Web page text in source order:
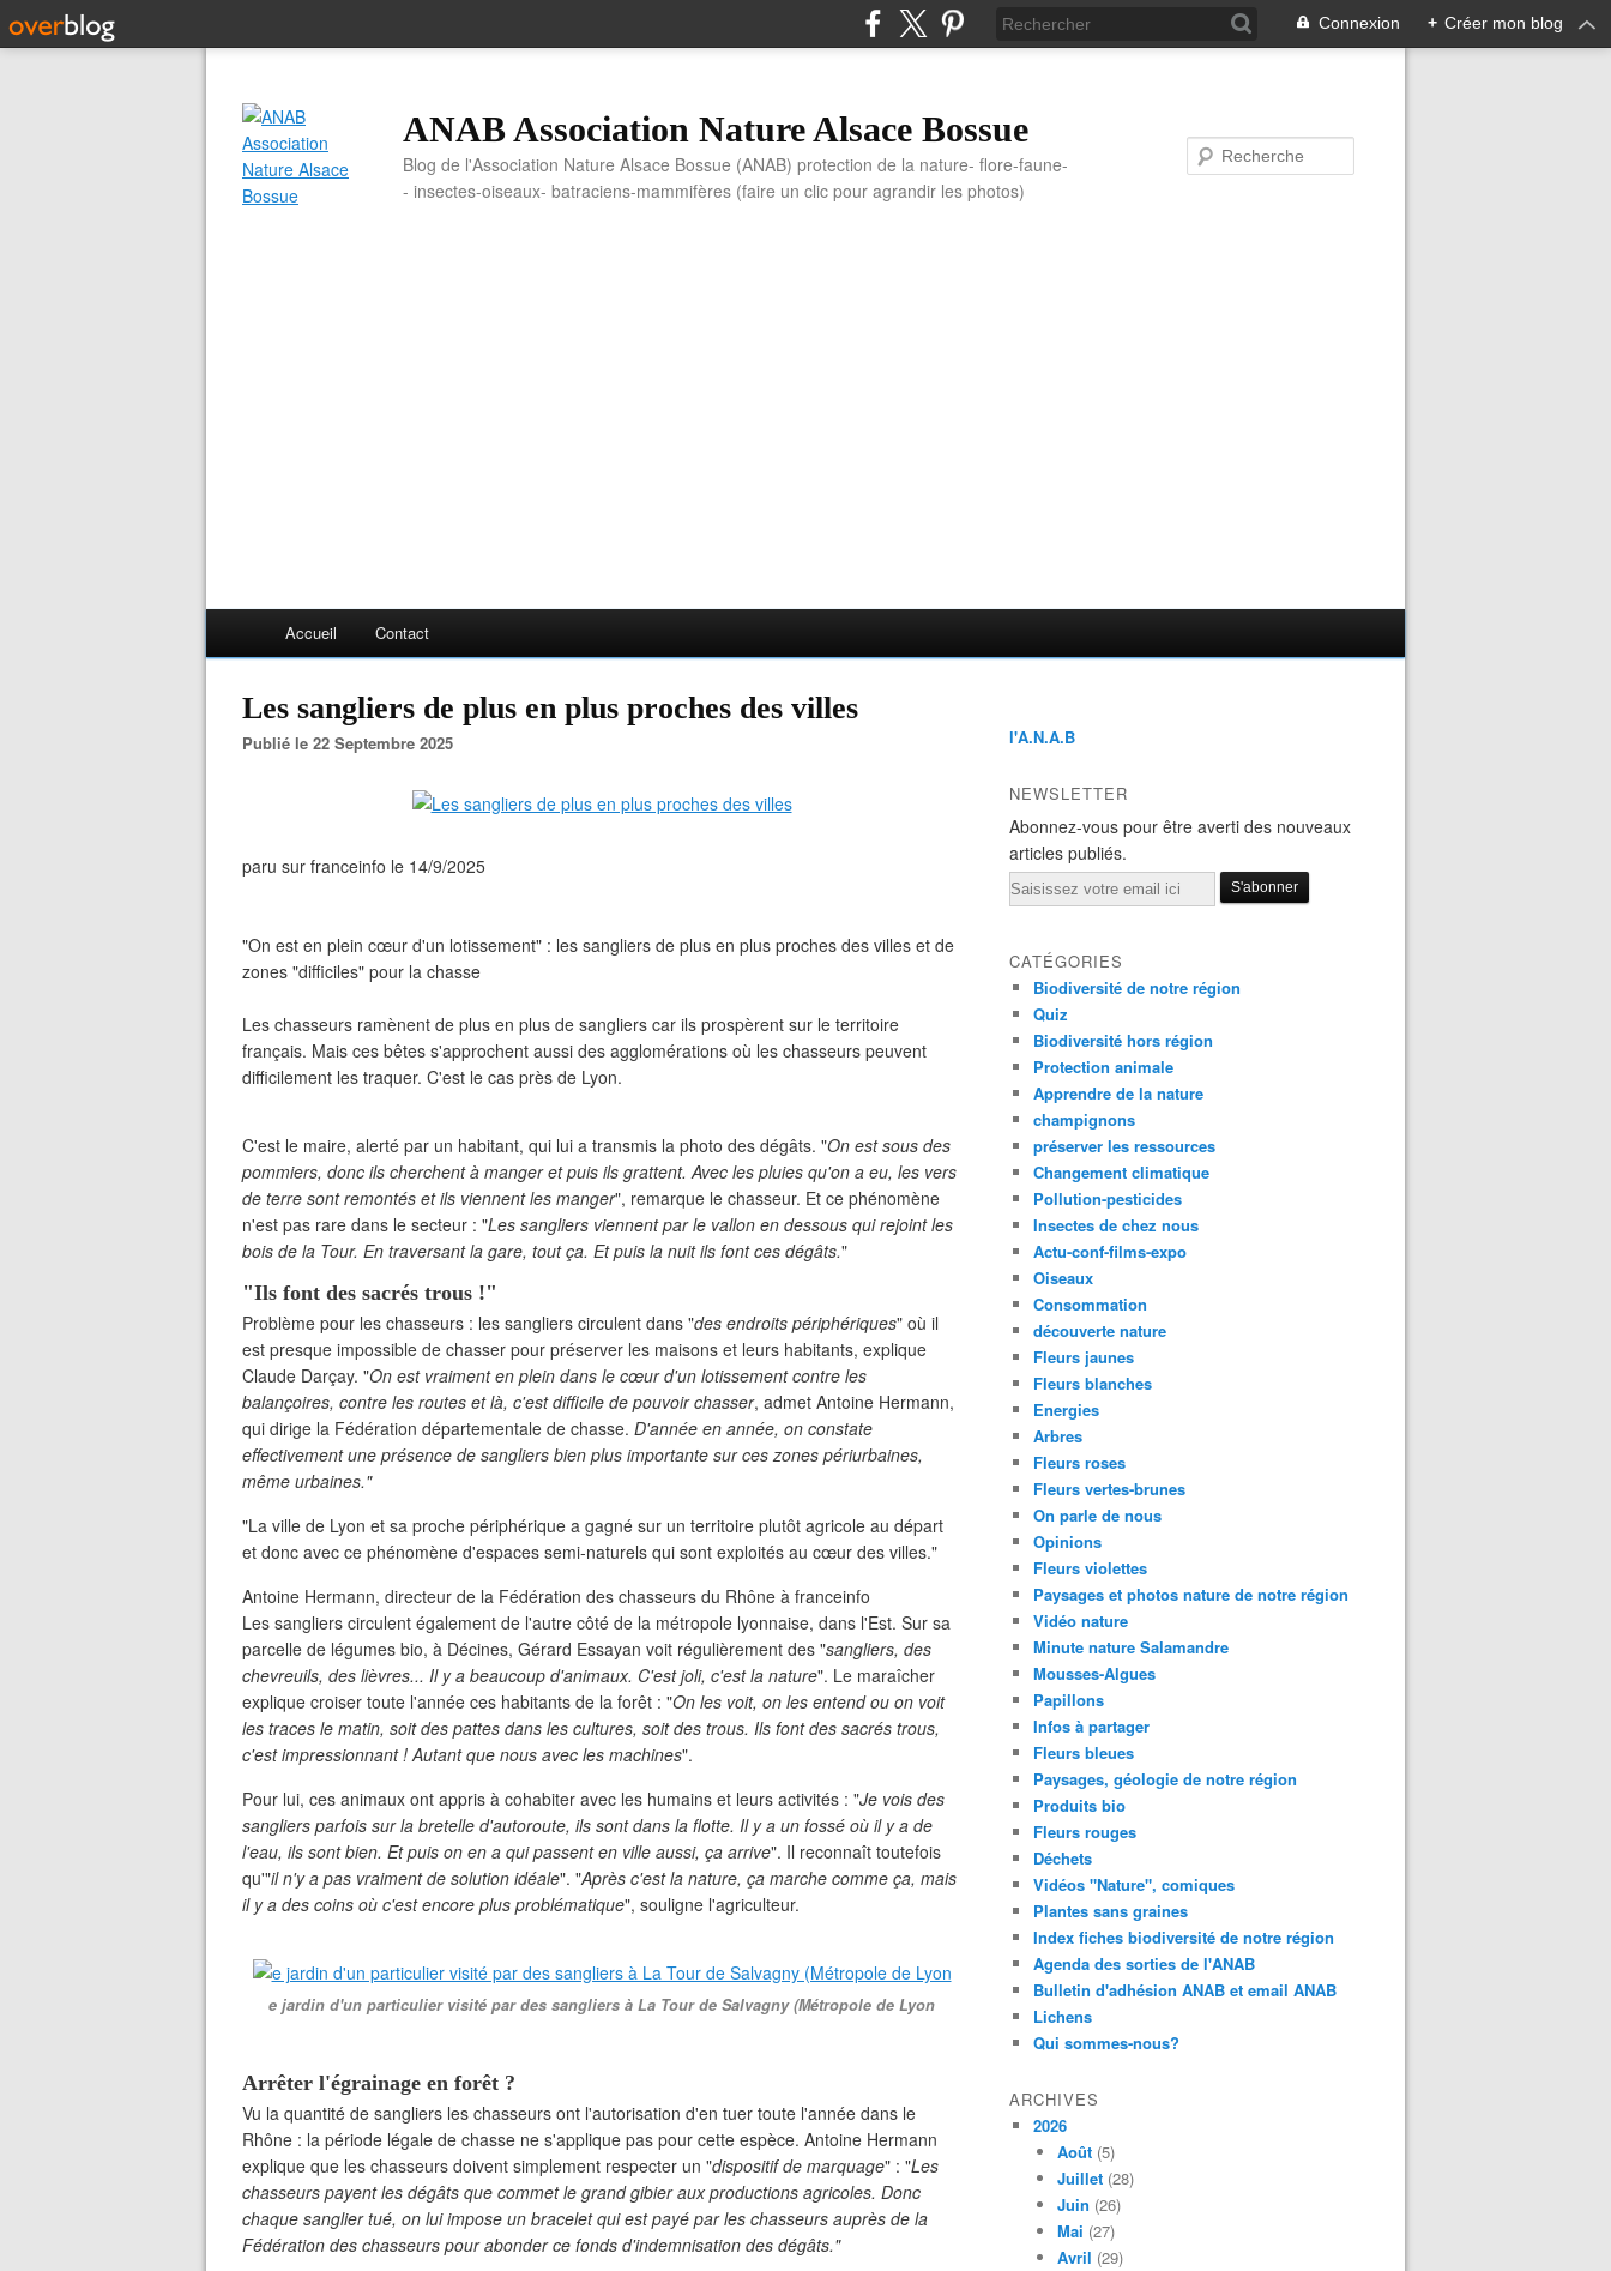
Connexion + Créer mon blog
ANAB Association Nature Alsace Bossue
Blog de l'Association Nature Alsace Bossue (ANAB) protection de la nature- flore-faune-
- insectes-oiseaux- batraciens-mammifères (faire un clic pour agrandir les photos)
Accueil Contact
Les sangliers de plus en plus proches des villes
Publié le 22 Septembre 2025
paru sur franceinfo le 14/9/2025
"On est en plein cœur d'un lotissement" : les sangliers de plus en plus proches des villes et de
zones "difficiles" pour la chasse
Les chasseurs ramènent de plus en plus de sangliers car ils prospèrent sur le territoire
français. Mais ces bêtes s'approchent aussi des agglomérations où les chasseurs peuvent
difficilement les traquer. C'est le cas près de Lyon.
C'est le maire, alerté par un habitant, qui lui a transmis la photo des dégâts. "On est sous des
pommiers, donc ils cherchent à manger et puis ils grattent. Avec les pluies qu'on a eu, les vers
de terre sont remontés et ils viennent les manger", remarque le chasseur. Et ce phénomène
n'est pas rare dans le secteur : "Les sangliers viennent par le vallon en dessous qui rejoint les
bois de la Tour. En traversant la gare, tout ça. Et puis la nuit ils font ces dégâts."
"Ils font des sacrés trous !"
Problème pour les chasseurs : les sangliers circulent dans "des endroits périphériques" où il
est presque impossible de chasser pour préserver les maisons et leurs habitants, explique
Claude Darçay. "On est vraiment en plein dans le cœur d'un lotissement contre les
balançoires, contre les routes et là, c'est difficile de pouvoir chasser, admet Antoine Hermann,
qui dirige la Fédération départementale de chasse. D'année en année, on constate
effectivement une présence de sangliers bien plus importante sur ces zones périurbaines,
même urbaines."
"La ville de Lyon et sa proche périphérique a gagné sur un territoire plutôt agricole au départ
et donc avec ce phénomène d'espaces semi-naturels qui sont exploités au cœur des villes."
Antoine Hermann, directeur de la Fédération des chasseurs du Rhône à franceinfo
Les sangliers circulent également de l'autre côté de la métropole lyonnaise, dans l'Est. Sur sa
parcelle de légumes bio, à Décines, Gérard Essayan voit régulièrement des "sangliers, des
chevreuils, des lièvres... Il y a beaucoup d'animaux. C'est joli, c'est la nature". Le maraîcher
explique croiser toute l'année ces habitants de la forêt : "On les voit, on les entend ou on voit
les traces le matin, soit des pattes dans les cultures, soit des trous. Ils font des sacrés trous,
c'est impressionnant ! Autant que nous avec les machines".
Pour lui, ces animaux ont appris à cohabiter avec les humains et leurs activités : "Je vois des
sangliers parfois sur la bretelle d'autoroute, ils sont dans la flotte. Il y a un fossé où il y a de
l'eau, ils sont bien. Et puis on en a qui passent en ville aussi, ça arrive". Il reconnaît toutefois
qu'"il n'y a pas vraiment de solution idéale". "Après c'est la nature, ça marche comme ça, mais
il y a des coins où c'est encore plus problématique", souligne l'agriculteur.
e jardin d'un particulier visité par des sangliers à La Tour de Salvagny (Métropole de Lyon
Arrêter l'égrainage en forêt ?
Vu la quantité de sangliers les chasseurs ont l'autorisation d'en tuer toute l'année dans le
Rhône : la période légale de chasse ne s'applique pas pour cette espèce. Antoine Hermann
explique que les chasseurs doivent simplement respecter un "dispositif de marquage" : "Les
chasseurs payent les dégâts que commet le grand gibier aux productions agricoles. Donc
chaque sanglier tué, on lui impose un bracelet qui est payé par les chasseurs auprès de la
Fédération des chasseurs pour abonder ce fonds d'indemnisation des dégâts."
l'A.N.A.B
NEWSLETTER
Abonnez-vous pour être averti des nouveaux
articles publiés.
Email
CATÉGORIES
Biodiversité de notre région
Quiz
Biodiversité hors région
Protection animale
Apprendre de la nature
champignons
préserver les ressources
Changement climatique
Pollution-pesticides
Insectes de chez nous
Actu-conf-films-expo
Oiseaux
Consommation
découverte nature
Fleurs jaunes
Fleurs blanches
Energies
Arbres
Fleurs roses
Fleurs vertes-brunes
On parle de nous
Opinions
Fleurs violettes
Paysages et photos nature de notre région
Vidéo nature
Minute nature Salamandre
Mousses-Algues
Papillons
Infos à partager
Fleurs bleues
Paysages, géologie de notre région
Produits bio
Fleurs rouges
Déchets
Vidéos "Nature", comiques
Plantes sans graines
Index fiches biodiversité de notre région
Agenda des sorties de l'ANAB
Bulletin d'adhésion ANAB et email ANAB
Lichens
Qui sommes-nous?
ARCHIVES
2026
Août (5)
Juillet (28)
Juin (26)
Mai (27)
Avril (29)